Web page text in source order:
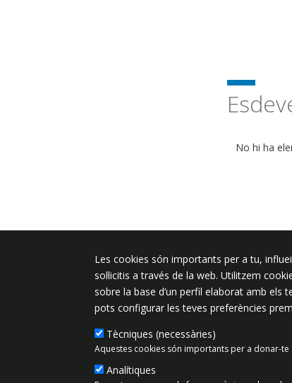
No hi ha
Plaça de l'Ajuntament 6,
de Mar
937 542 400
ajuntament@vilassardemar.cat
Mapa del lloc Política
Les cookies són importants per a tu,
sol·licitis a través de la web. Utilitzem
sobre la base d’un perfil elaborat amb els
pots configurar les teves preferències
Tècniques (necessàries)
Aquestes cookies són importants per a donar-
Analítiques